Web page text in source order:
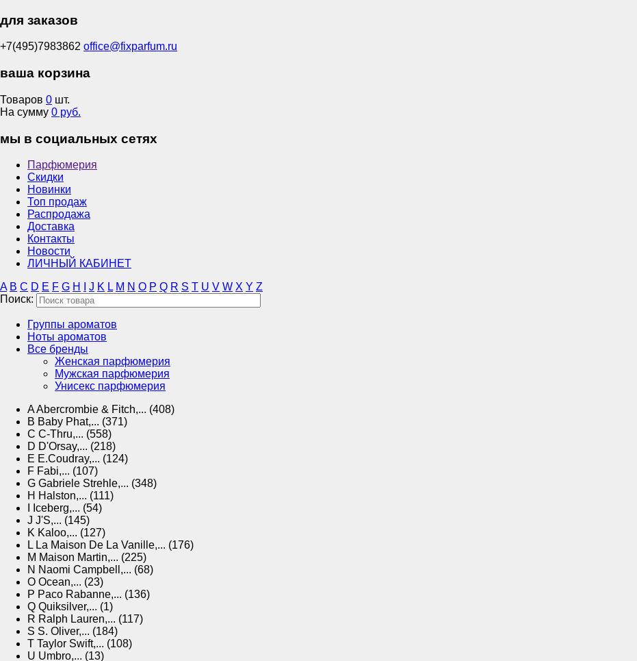
для заказов
+7(495)7983862 office@fixparfum.ru
ваша корзина
Товаров 0 шт.
На сумму 0 руб.
мы в социальных сетях
Парфюмерия
Скидки
Новинки
Топ продаж
Распродажа
Доставка
Контакты
Новости
ЛИЧНЫЙ КАБИНЕТ
A B C D E F G H J K L M N O P Q R S T U V W X Y Z
Поиск:
Группы ароматов
Ноты ароматов
Все бренды
Женская парфюмерия
Мужская парфюмерия
Унисекс парфюмерия
AAbercrombie & Fitch,... (408)
B Baby Phat,... (371)
C C-Thru,... (558)
D D'Orsay,... (218)
E E.Coudray,... (124)
F Fabi,... (107)
G Gabriele Strehle,... (348)
H Halston,... (111)
Iceberg,... (54)
J J'S,... (145)
K Kaloo,... (127)
L La Maison De La Vanille,... (176)
M Maison Martin,... (225)
N Naomi Campbell,... (68)
O Ocean,... (23)
P Paco Rabanne,... (136)
Q Quiksilver,... (1)
R Ralph Lauren,... (117)
S S. Oliver,... (184)
T Taylor Swift,... (108)
U Umbro,... (13)